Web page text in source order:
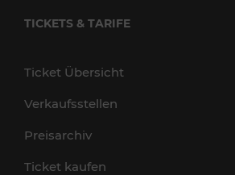
TICKETS & TARIFE
Ticket Übersicht
Verkaufsstellen
Preisarchiv
Ticket kaufen